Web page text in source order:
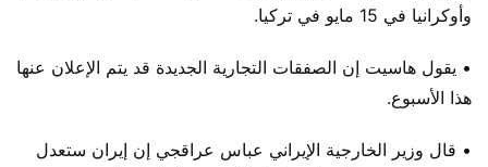
وأوكرانيا في 15 مايو في تركيا.
• يقول هاسيت إن الصفقات التجارية الجديدة قد يتم الإعلان عنها
هذا الأسبوع.
• قال وزير الخارجية الإيراني عباس عراقجي إن إيران ستعدل